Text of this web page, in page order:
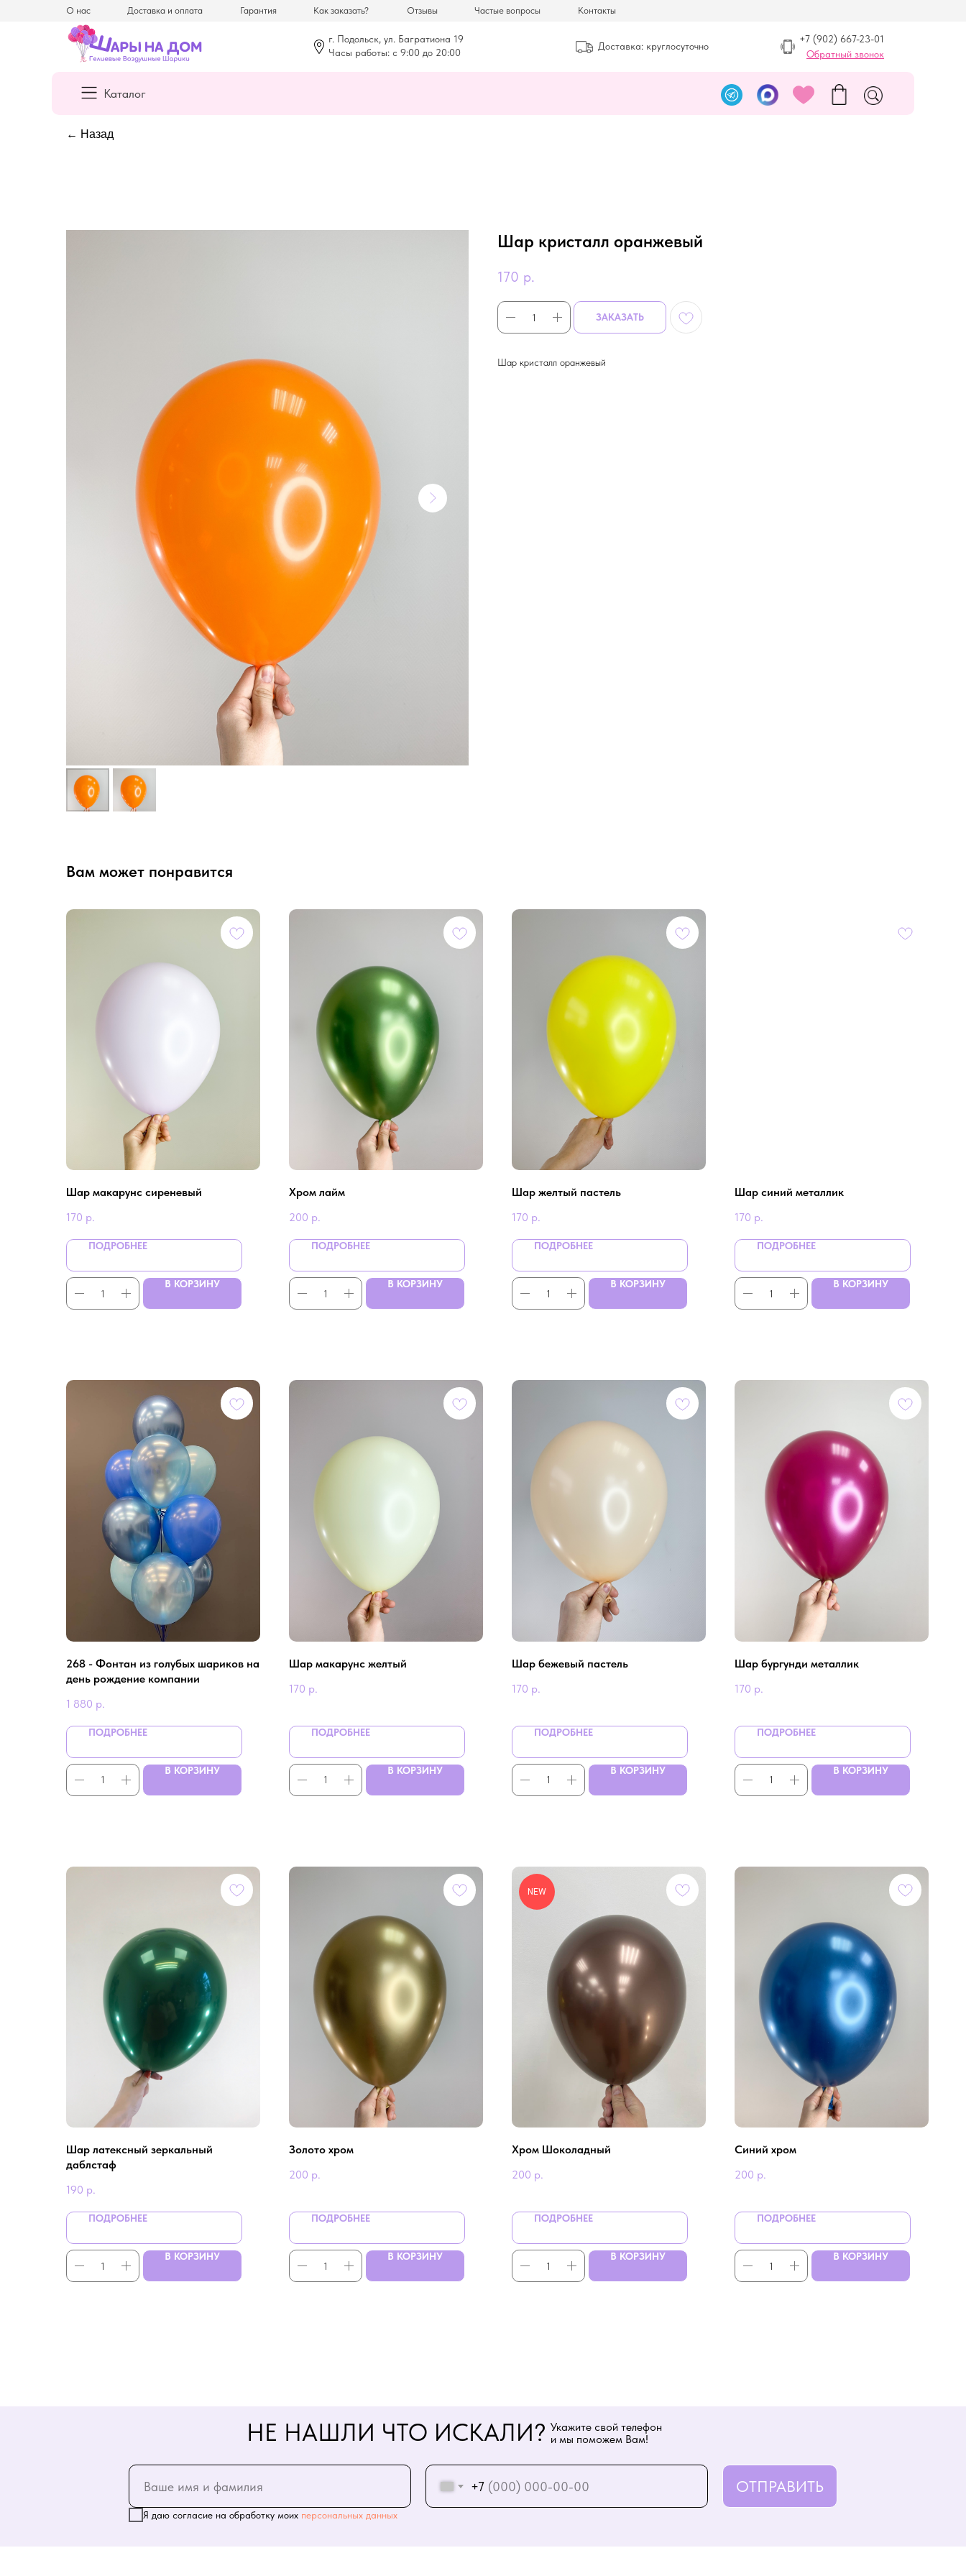
Отзывы Частые вопросы Контакты
Гарантия Как заказать?
Доставка и оплата
О нас
+7 (902) 667-23-01
Обратный звонок
г. Подольск, ул. Багратиона 19
Часы работы: с 9:00 до 20:00
Доставка: круглосуточно
Каталог
← Назад
Шар кристалл оранжевый
170 р.
ЗАКАЗАТЬ
Шар кристалл оранжевый
Вам может понравится
Шар макарунс сиреневый
170 р.
ПОДРОБНЕЕ
В КОРЗИНУ
Хром лайм
200 р.
ПОДРОБНЕЕ
В КОРЗИНУ
Шар желтый пастель
170 р.
ПОДРОБНЕЕ
В КОРЗИНУ
Шар синий металлик
170 р.
ПОДРОБНЕЕ
В КОРЗИНУ
268 - Фонтан из голубых шариков на
день рождение компании
1 880 р.
ПОДРОБНЕЕ
В КОРЗИНУ
Шар макарунс желтый
170 р.
ПОДРОБНЕЕ
В КОРЗИНУ
Шар бежевый пастель
170 р.
ПОДРОБНЕЕ
В КОРЗИНУ
Шар бургунди металлик
170 р.
ПОДРОБНЕЕ
В КОРЗИНУ
Шар латексный зеркальный
даблстаф
190 р.
ПОДРОБНЕЕ
В КОРЗИНУ
Золото хром
200 р.
ПОДРОБНЕЕ
В КОРЗИНУ
NEW
Хром Шоколадный
200 р.
ПОДРОБНЕЕ
В КОРЗИНУ
Синий хром
200 р.
ПОДРОБНЕЕ
В КОРЗИНУ
+7
Я даю согласие на обработку моих персональных данных
ОТПРАВИТЬ
НЕ НАШЛИ ЧТО ИСКАЛИ? Укажите свой телефон
и мы поможем Вам!